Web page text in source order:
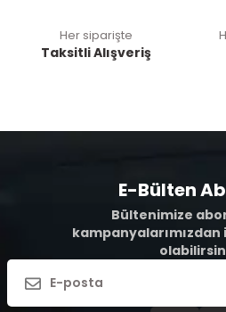
Her siparişte
Taksitli Alışveriş
E-Bülten
Bültenimize